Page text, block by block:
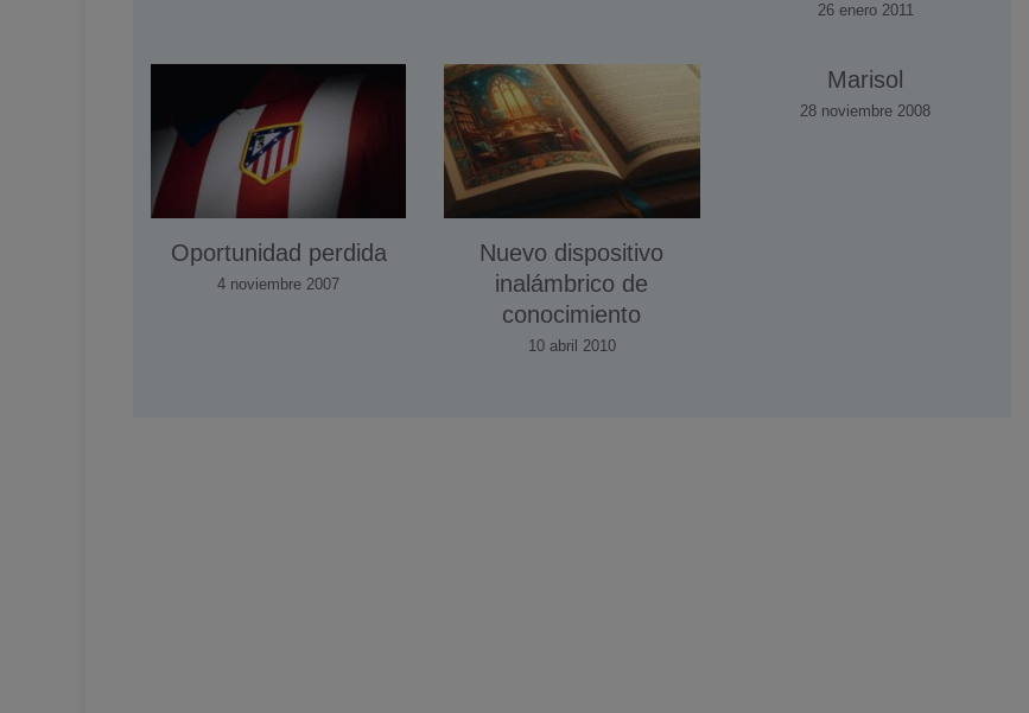
26 enero 2011
Oportunidad perdida
4 noviembre 2007
Nuevo dispositivo
inalámbrico de
conocimiento
10 abril 2010
Marisol
28 noviembre 2008